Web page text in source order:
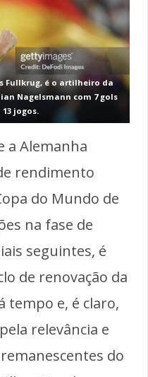
Fullkrug, é o artilheiro da
Nagelsmann com 7 gols
jogos.
a Alemanha
rendimento
do Mundo de
na fase de
seguintes, é
de renovação da
tempo e, é claro,
relevância e
do